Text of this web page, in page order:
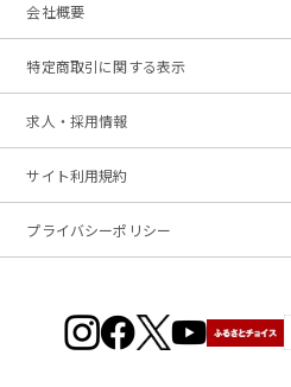
会社概要
特定商取引に関する表示
求人・採用情報
サイト利用規約
プライバシーポリシー